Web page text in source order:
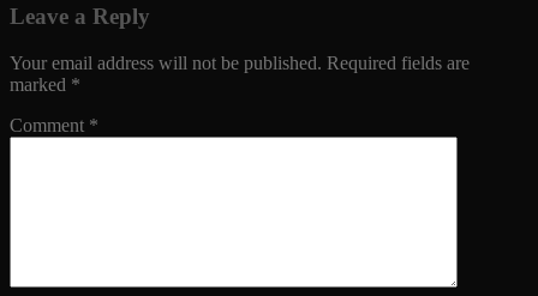
Leave a Reply
Your email address will not be published. Required fields are
marked *
Comment *